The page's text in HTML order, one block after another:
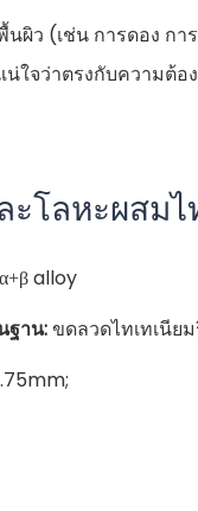
ว (เช่น การดอง กา
จว่าตรงกับความต้อ
โลหะผสมไ
alloy
ฐาน:ขดลวดไทเทเนีย